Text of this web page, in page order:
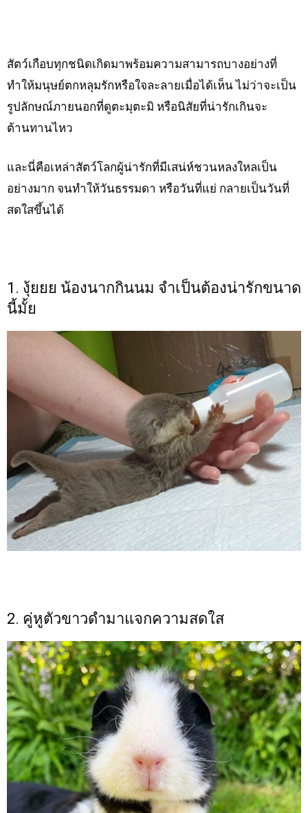
สัตว์เกือบทุกชนิดเกิดมาพร้อมความสามารถบางอย่างที่
ทำให้มนุษย์ตกหลุมรักหรือใจละลายเมื่อได้เห็น ไม่ว่าจะเป็น
รูปลักษณ์ภายนอกที่ดูตะมุตะมิ หรือนิสัยที่น่ารักเกินจะ
ต้านทานไหว
และนี่คือเหล่าสัตว์โลกผู้น่ารักที่มีเสน่ห์ชวนหลงใหลเป็น
อย่างมาก จนทำให้วันธรรมดา หรือวันที่แย่ กลายเป็นวันที่
สดใสขึ้นได้
1. งุ้ยยย น้องนากกินนม จำเป็นต้องน่ารักขนาด
นี้มั้ย
2. คู่หูตัวขาวดำมาแจกความสดใส